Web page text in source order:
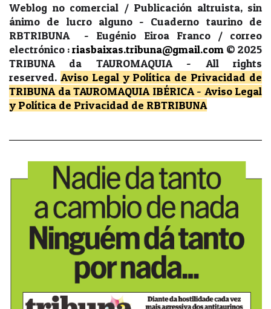
Weblog no comercial / Publicación altruista, sin
ánimo de lucro alguno - Cuaderno taurino de
RBTRIBUNA - Eugénio Eiroa Franco / correo
electrónico :riasbaixas.tribuna@gmail.com © 2025
TRIBUNA da TAUROMAQUIA - All rights
reserved. Aviso Legal y Política de Privacidad de
TRIBUNA da TAUROMAQUIA IBÉRICA- Aviso Legal
y Política de Privacidad de RBTRIBUNA